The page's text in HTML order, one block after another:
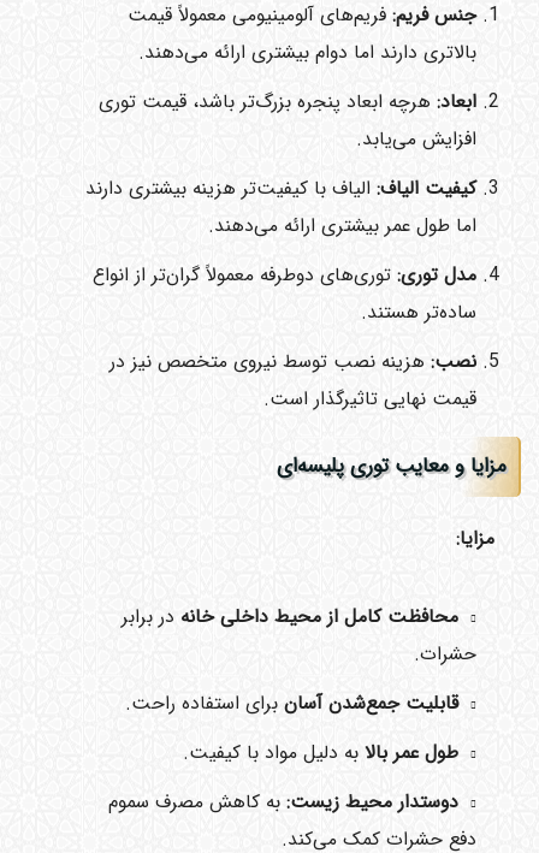
جنس فریم:فریم‌های آلومینیومی معمولاً قیمت
بالاتری دارند اما دوام بیشتری ارائه می‌دهند.
ابعاد:هرچه ابعاد پنجره بزرگ‌تر باشد، قیمت توری
افزایش می‌یابد.
کیفیت الیاف:الیاف با کیفیت‌تر هزینه بیشتری دارند
اما طول عمر بیشتری ارائه می‌دهند.
مدل توری:توری‌های دوطرفه معمولاً گران‌تر از انواع
ساده‌تر هستند.
نصب:هزینه نصب توسط نیروی متخصص نیز در
قیمت نهایی تاثیرگذار است.
مزایا و معایب توری پلیسه‌ای
مزایا:
محافظت کامل از محیط داخلی خانه در برابر
حشرات.
قابلیت جمع‌شدن آسانبرای استفاده راحت.
طول عمر بالابه دلیل مواد با کیفیت.
دوستدار محیط زیست:به کاهش مصرف سموم
دفع حشرات کمک می‌کند.